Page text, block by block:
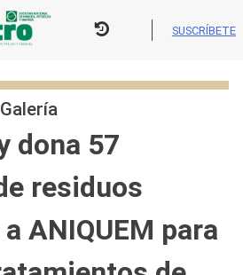
SUSCRÍBETE
Galería
dona 57
residuos
ANIQUEM para